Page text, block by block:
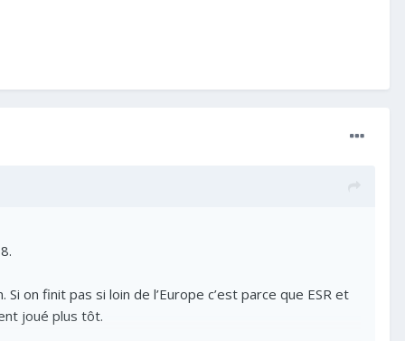
on finit pas si loin de l’Europe c’est parce que ESR et
joué plus tôt.